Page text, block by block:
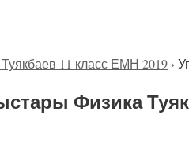
11 класс ЕМН 2019 ›
Физика